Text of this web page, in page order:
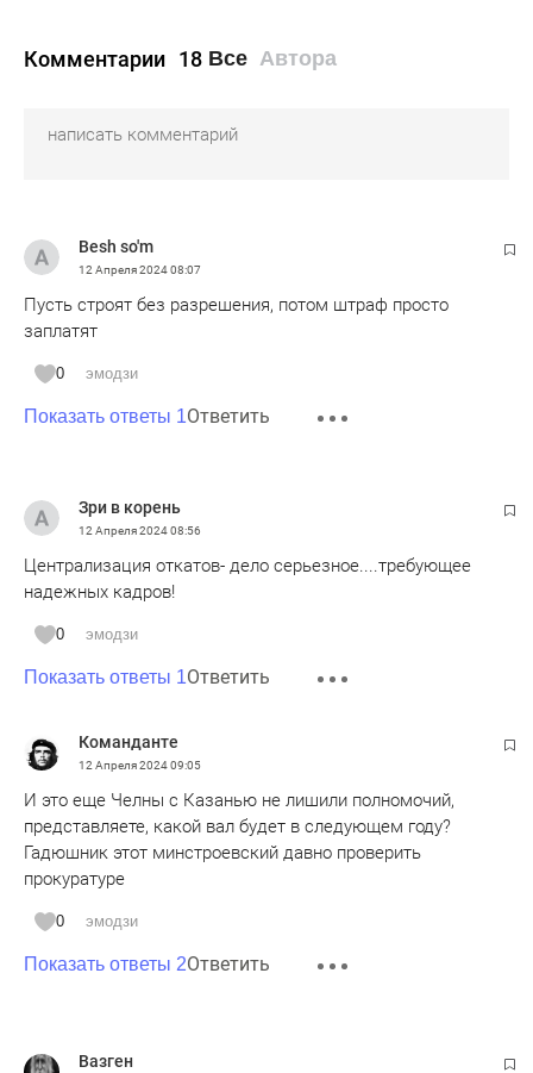
Комментарии 18 Все Автора
Besh so'm
12 Апреля 202408:07
Пусть строят без разрешения, потом штраф просто
заплатят
0 эмодзи
Показать ответы 1Ответить
Зри в корень
12 Апреля 202408:56
Централизация откатов- дело серьезное....требующее
надежных кадров!
0 эмодзи
Показать ответы 1Ответить
Команданте
12 Апреля 202409:05
И это еще Челны с Казанью не лишили полномочий,
представляете, какой вал будет в следующем году?
Гадюшник этот минстроевский давно проверить
прокуратуре
0 эмодзи
Показать ответы 2Ответить
Вазген